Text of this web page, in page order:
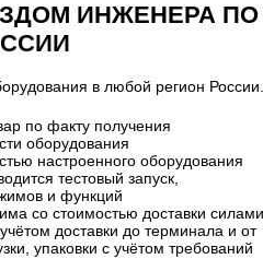
ИНЖЕНЕРА ПО
в любой регион России.
по факту получения
оборудования
настроенного оборудования
тестовый запуск,
и функций
со стоимостью доставки силами
доставки до терминала и от
упаковки с учётом требований